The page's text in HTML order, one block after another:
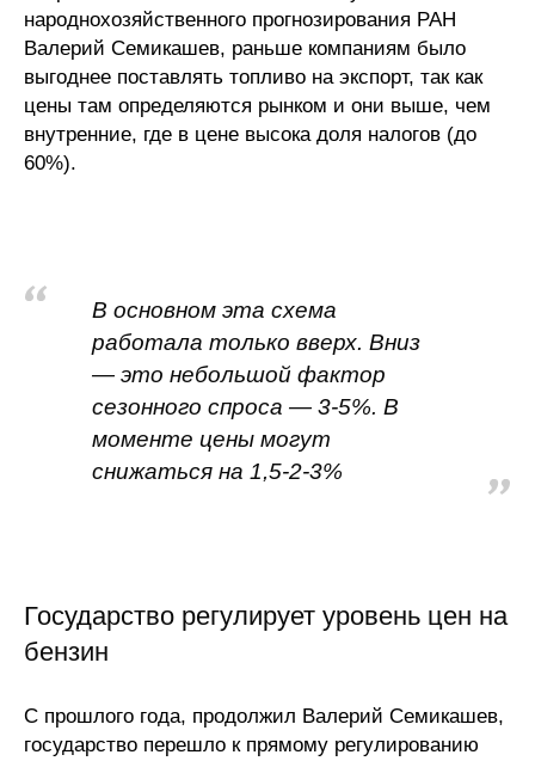
Кафедра МФТИ
Кафедра МАДИ
Нормативные документы
Диссертационный совет
Конкурсы и вакансии
народнохозяйственного прогнозирования РАН
Валерий Семикашев, раньше компаниям было
выгоднее поставлять топливо на экспорт, так как
цены там определяются рынком и они выше, чем
внутренние, где в цене высока доля налогов (до
60%).
В основном эта схема
работала только вверх. Вниз
— это небольшой фактор
сезонного спроса — 3-5%. В
моменте цены могут
снижаться на 1,5-2-3%
Государство регулирует уровень цен на
бензин
С прошлого года, продолжил Валерий Семикашев,
государство перешло к прямому регулированию